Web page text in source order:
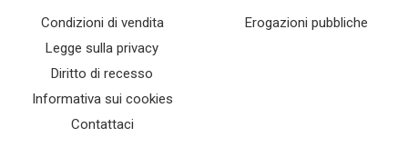
Condizioni di vendita
Legge sulla privacy
Diritto di recesso
Informativa sui cookies
Contattaci
Erogazioni pubbliche